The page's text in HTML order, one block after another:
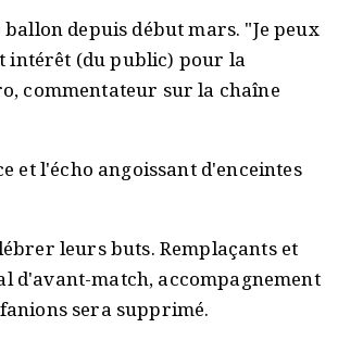
depuis début mars. "Je peux
intérêt (du public) pour la
commentateur sur la chaîne
et l'écho angoissant d'enceintes
leurs buts. Remplaçants et
d'avant-match, accompagnement
sera supprimé.